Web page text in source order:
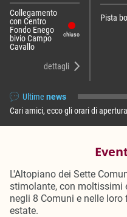
Collegamento
con Centro
Fondo Enego
bivio Campo
Cavallo
chiuso
dettagli
Pista
Ultimenews
L'Altopiano dei Sette
stimolante, con moltissimi
negli 8 Comuni e nelle
estate.